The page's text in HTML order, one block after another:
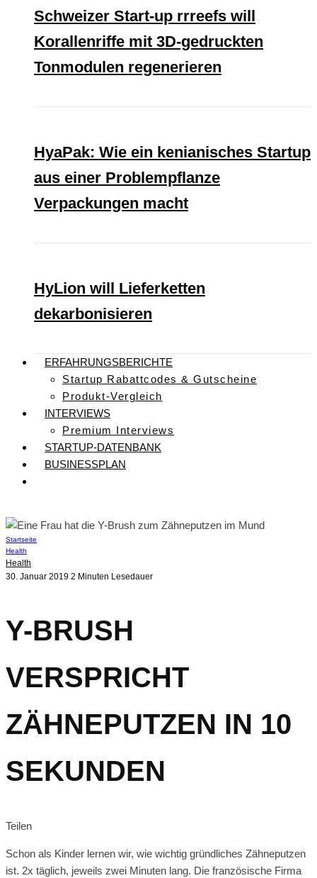
Schweizer Start-up rrreefs will
Korallenriffe mit 3D-gedruckten
Tonmodulen regenerieren
HyaPak: Wie ein kenianisches Startup
aus einer Problempflanze
Verpackungen macht
HyLion will Lieferketten
dekarbonisieren
ERFAHRUNGSBERICHTE
Startup Rabattcodes & Gutscheine
Produkt-Vergleich
INTERVIEWS
Premium Interviews
STARTUP-DATENBANK
BUSINESSPLAN
Startseite
Health
Health
30. Januar 2019 2 Minuten Lesedauer
Y-BRUSH
VERSPRICHT
ZÄHNEPUTZEN IN 10
SEKUNDEN
Teilen
Schon als Kinder lernen wir, wie wichtig gründliches Zähneputzen
ist. 2x täglich, jeweils zwei Minuten lang. Die französische Firma